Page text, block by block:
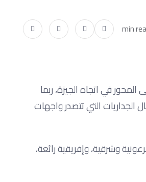
في اتجاه الجيزة، ربما
التي تتصدر واجهات
وشرقية، وإفريقية رائعة،